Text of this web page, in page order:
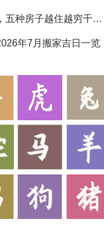
买房租房要留意，五种房子越住越穷千万别选
年7月搬家吉日一览